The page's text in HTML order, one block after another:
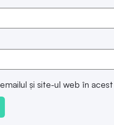
și site-ul web în